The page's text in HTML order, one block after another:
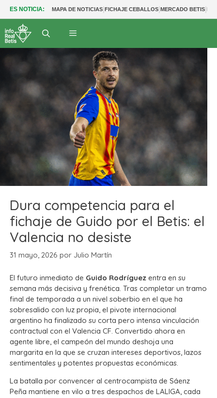
ES NOTICIA: MAPA DE NOTICIAS|FICHAJE CEBALLOS|MERCADO BETIS|
Dura competencia para el
fichaje de Guido por el Betis: el
Valencia no desiste
31 mayo, 2026 por Julio Martín
El futuro inmediato de Guido Rodríguez entra en su
semana más decisiva y frenética. Tras completar un tramo
final de temporada a un nivel soberbio en el que ha
sobresalido con luz propia, el pivote internacional
argentino ha finalizado su corta pero intensa vinculación
contractual con el Valencia CF. Convertido ahora en
agente libre, el campeón del mundo deshoja una
margarita en la que se cruzan intereses deportivos, lazos
sentimentales y potentes propuestas económicas.
La batalla por convencer al centrocampista de Sáenz
Peña mantiene en vilo a tres despachos de LALIGA, cada